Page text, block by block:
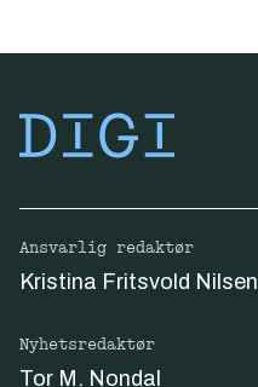
Ansvarlig redaktør
Kristina Fritsvold Nilsen
Nyhetsredaktør
Tor M. Nondal